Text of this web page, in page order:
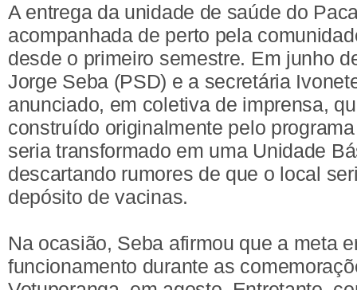
A entrega da unidade de saúde do
acompanhada de perto pela
desde o primeiro semestre. Em junho
Jorge Seba (PSD) e a secretária
anunciado, em coletiva de imprensa,
construído originalmente pelo
seria transformado em uma Unidade
descartando rumores de que o local
depósito de vacinas.
Na ocasião, Seba afirmou que a meta
funcionamento durante as